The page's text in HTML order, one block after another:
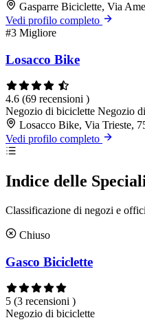
Gasparre Biciclette, Via
Vedi profilo completo
#3 Migliore
Losacco Bike
4.6 (69 recensioni )
Negozio di biciclette Negozio
Losacco Bike, Via Trieste,
Vedi profilo completo
Indice delle
Classificazione di negozi e
Chiuso
Gasco Biciclette
5 (3 recensioni )
Negozio di biciclette